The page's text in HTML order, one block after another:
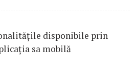
disponibile prin
sa mobilă